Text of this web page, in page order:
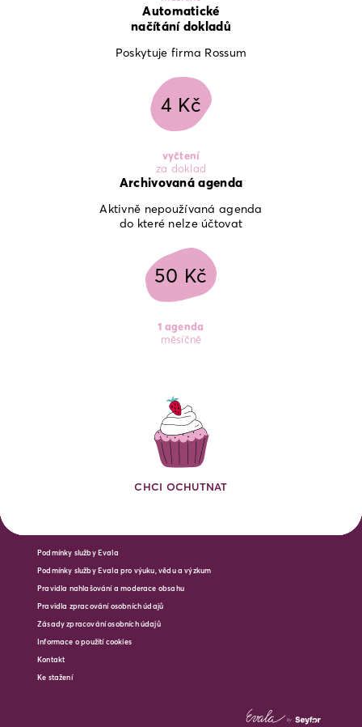
Automatické
načítání dokladů
Poskytuje firma Rossum
4 Kč
vyčtení
za doklad
Archivovaná agenda
Aktivně nepoužívaná agenda
do které nelze účtovat
50 Kč
1 agenda
měsíčně
CHCI OCHUTNAT
Podmínky služby Evala
Podmínky služby Evala pro výuku, vědu a výzkum
Pravidla nahlašování a moderace obsahu
Pravidla zpracování osobních údajů
Zásady zpracování osobních údajů
Informace o použití cookies
Kontakt
Ke stažení
by